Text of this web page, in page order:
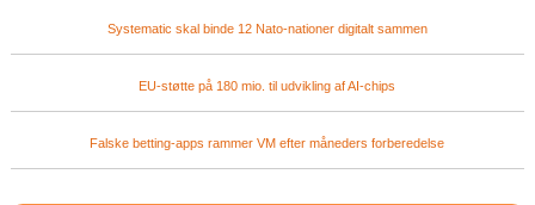
Systematic skal binde 12 Nato-nationer digitalt sammen
EU-støtte på 180 mio. til udvikling af AI-chips
Falske betting-apps rammer VM efter måneders forberedelse